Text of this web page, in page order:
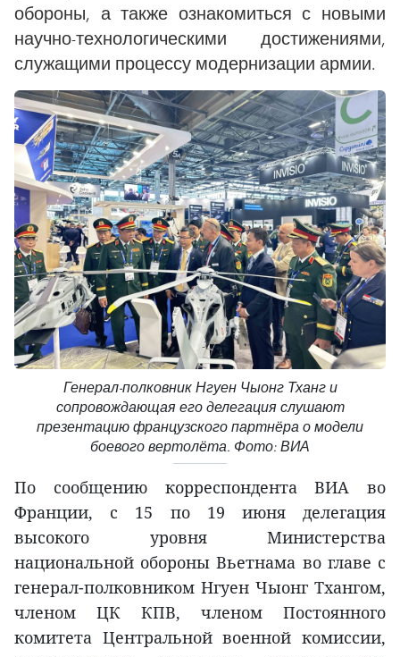
обороны, а также ознакомиться с новыми
научно-технологическими достижениями,
служащими процессу модернизации армии.
Генерал-полковник Нгуен Чыонг Тханг и
сопровождающая его делегация слушают
презентацию французского партнёра о модели
боевого вертолёта. Фото: ВИА
По сообщению корреспондента ВИА во
Франции, с 15 по 19 июня делегация
высокого уровня Министерства
национальной обороны Вьетнама во главе с
генерал-полковником Нгуен Чыонг Тхангом,
членом ЦК КПВ, членом Постоянного
комитета Центральной военной комиссии,